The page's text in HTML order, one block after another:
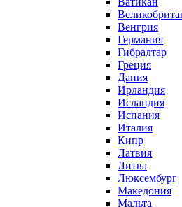
Венгрия
Германия
Гибралтар
Греция
Дания
Ирландия
Исландия
Испания
Италия
Кипр
Латвия
Литва
Люксембург
Македония
Мальта